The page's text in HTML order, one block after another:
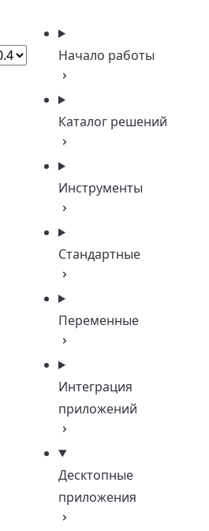
Начало работы
Каталог решений
Инструменты
Стандартные
Переменные
Интеграция
приложений
Десктопные
приложения